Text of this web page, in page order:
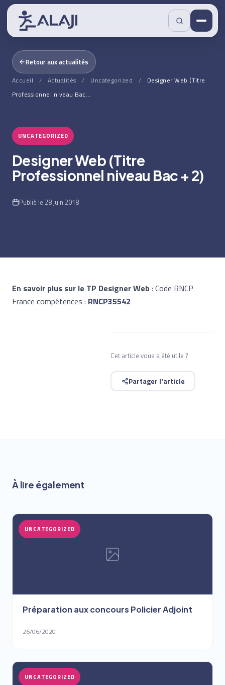
Retour aux actualités
Accueil / Actualités / Uncategorized /
Designer Web (Titre
Professionnel niveau Bac…
UNCATEGORIZED
Designer Web (Titre
Professionnel niveau Bac + 2)
Publié le 28 juin 2018
En savoir plus sur le TP Designer Web: Code RNCP
France compétences : RNCP35542
Cet article vous a été utile ?
Partager l'article
À lire également
UNCATEGORIZED
Préparation aux concours Policier Adjoint
26/06/2020
UNCATEGORIZED